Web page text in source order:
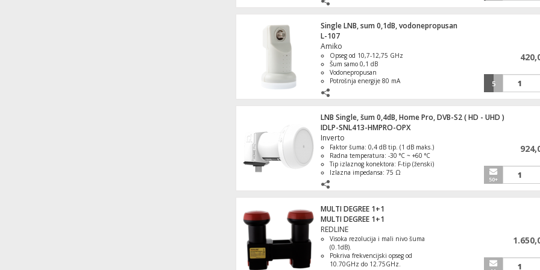
Radna temperatura: -35 °C - +60 °C.
Single LNB, sum 0,1dB, vodonepropusan
L-107
Amiko
Opseg od 10,7-12,75 GHz
Šum samo 0,1 dB
Vodonepropusan
Potrošnja energije 80 mA
5
LNB Single, šum 0,4dB, Home Pro, DVB-S2 ( HD - UHD )
IDLP-SNL413-HMPRO-OPX
Inverto
Faktor šuma: 0,4 dB tip. (1 dB maks.)
Radna temperatura: -30 °C ~ +60 °C
Tip izlaznog konektora: F-tip (ženski)
Izlazna impedansa: 75 Ω
50+
MULTI DEGREE 1+1
MULTI DEGREE 1+1
REDLINE
Visoka rezolucija i mali nivo šuma
(0.1dB).
Pokriva frekvencijski opseg od
10.70GHz do 12.75GHz.
Prijemnik zemaljski, DVB-T2, H.265,
SCART
Daljinski upravljač za GRUNDIG TV